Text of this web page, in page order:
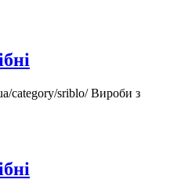
category/sriblo/Вироби з